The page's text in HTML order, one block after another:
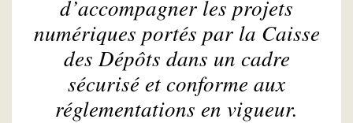
d’accompagner les projets
numériques portés par la Caisse
des Dépôts dans un cadre
sécurisé et conforme aux
réglementations en vigueur.